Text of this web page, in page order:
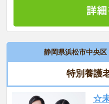
静岡県浜松市中央区
特別養護
☆